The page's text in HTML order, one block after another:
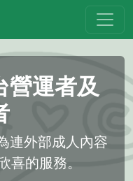
營運者及
連外部成人內容
喜的服務。